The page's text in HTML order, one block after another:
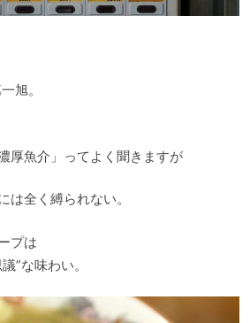
旭。
厚魚介」ってよく聞きますが
は全く縛られない。
プは
”な味わい。